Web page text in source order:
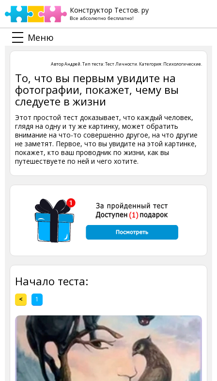
Конструктор Тестов. ру
Все абсолютно бесплатно!
Меню
АвторАндрей. Тип теста:Тест Личности. Категория: Психологические.
То, что вы первым увидите на
фотографии, покажет, чему вы
следуете в жизни
Этот простой тест доказывает, что каждый человек,
глядя на одну и ту же картинку, может обратить
внимание на что-то совершенно другое, на что другие
не заметят. Первое, что вы увидите на этой картинке,
покажет, кто ваш проводник по жизни, как вы
путешествуете по ней и чего хотите.
Начало теста:
< 1